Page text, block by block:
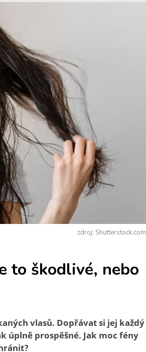
zdroj: Shutterstock.com
to škodlivé, nebo
vlasů. Dopřávat si jej každý
úplně prospěšné. Jak moc fény